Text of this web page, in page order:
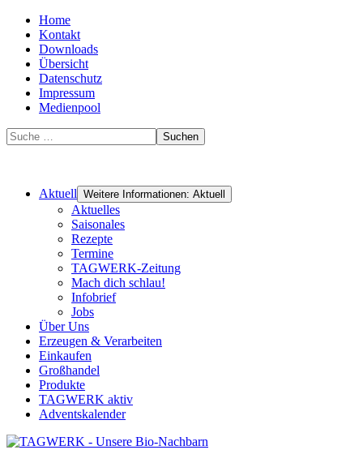
Home
Kontakt
Downloads
Übersicht
Datenschutz
Impressum
Medienpool
Suchen
Aktuell Weitere Informationen: Aktuell
Aktuelles
Saisonales
Rezepte
Termine
TAGWERK-Zeitung
Mach dich schlau!
Infobrief
Jobs
Über Uns
Erzeugen & Verarbeiten
Einkaufen
Großhandel
Produkte
TAGWERK aktiv
Adventskalender